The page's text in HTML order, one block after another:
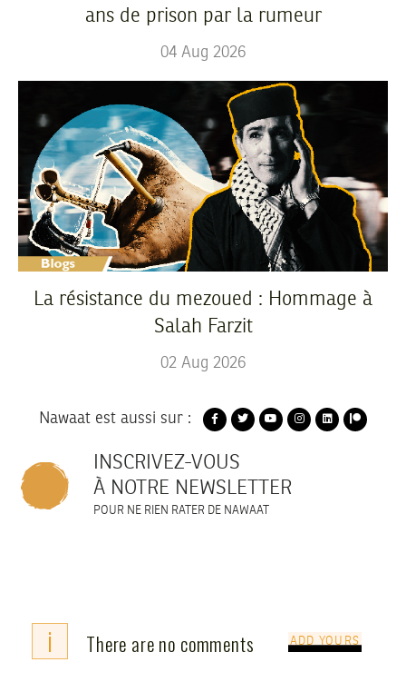
ans de prison par la rumeur
04 Aug 2026
La résistance du mezoued : Hommage à
Salah Farzit
02 Aug 2026
Nawaat est aussi sur :
INSCRIVEZ-VOUS
À NOTRE NEWSLETTER
POUR NE RIEN RATER DE NAWAAT
i There are no comments ADD YOURS